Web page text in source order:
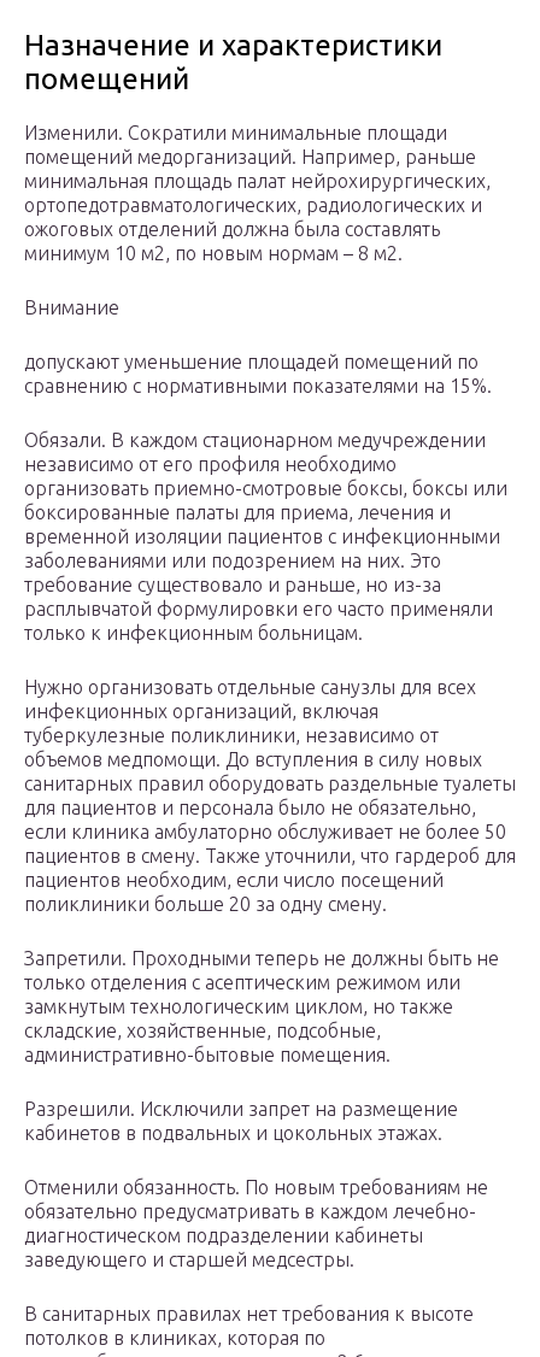
Назначение и характеристики
помещений
Изменили. Сократили минимальные площади
помещений медорганизаций. Например, раньше
минимальная площадь палат нейрохирургических,
ортопедотравматологических, радиологических и
ожоговых отделений должна была составлять
минимум 10 м2, по новым нормам – 8 м2.
Внимание
допускают уменьшение площадей помещений по
сравнению с нормативными показателями на 15%.
Обязали. В каждом стационарном медучреждении
независимо от его профиля необходимо
организовать приемно-смотровые боксы, боксы или
боксированные палаты для приема, лечения и
временной изоляции пациентов с инфекционными
заболеваниями или подозрением на них. Это
требование существовало и раньше, но из-за
расплывчатой формулировки его часто применяли
только к инфекционным больницам.
Нужно организовать отдельные санузлы для всех
инфекционных организаций, включая
туберкулезные поликлиники, независимо от
объемов медпомощи. До вступления в силу новых
санитарных правил оборудовать раздельные туалеты
для пациентов и персонала было не обязательно,
если клиника амбулаторно обслуживает не более 50
пациентов в смену. Также уточнили, что гардероб для
пациентов необходим, если число посещений
поликлиники больше 20 за одну смену.
Запретили. Проходными теперь не должны быть не
только отделения с асептическим режимом или
замкнутым технологическим циклом, но также
складские, хозяйственные, подсобные,
административно-бытовые помещения.
Разрешили. Исключили запрет на размещение
кабинетов в подвальных и цокольных этажах.
Отменили обязанность. По новым требованиям не
обязательно предусматривать в каждом лечебно-
диагностическом подразделении кабинеты
заведующего и старшей медсестры.
В санитарных правилах нет требования к высоте
потолков в клиниках, которая по